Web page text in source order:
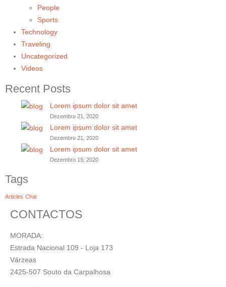
People
Sports
Technology
Traveling
Uncategorized
Videos
Recent Posts
Lorem ipsum dolor sit amet
Dezembro 21, 2020
Lorem ipsum dolor sit amet
Dezembro 21, 2020
Lorem ipsum dolor sit amet
Dezembro 19, 2020
Tags
Articles Chat
CONTACTOS
MORADA:
Estrada Nacional 109 - Loja 173
Várzeas
2425-507 Souto da Carpalhosa